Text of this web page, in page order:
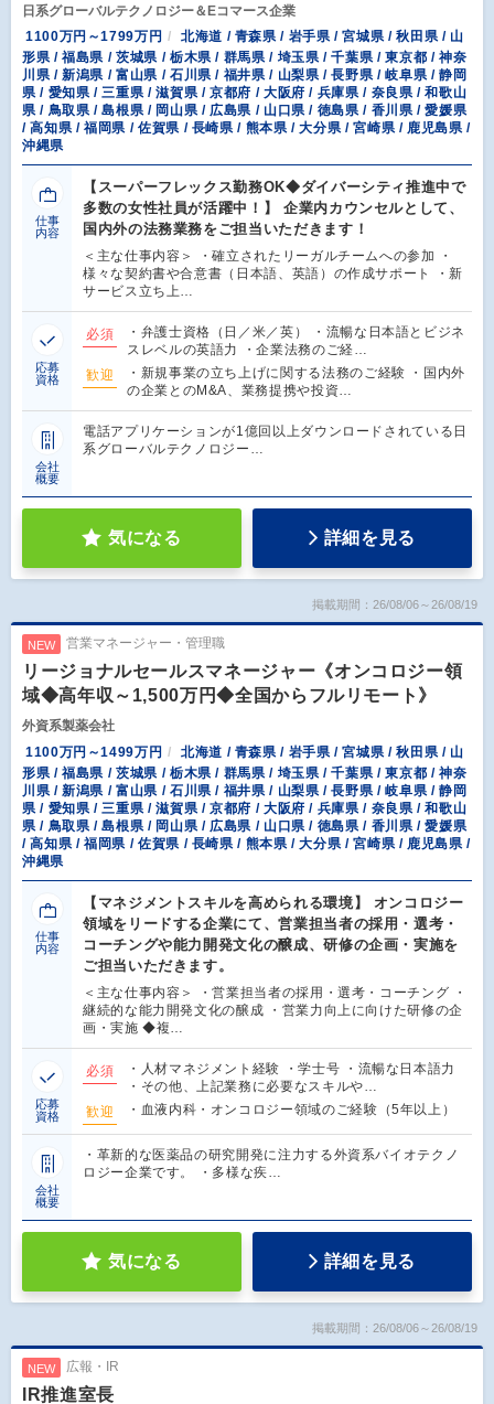
日系グローバルテクノロジー＆Eコマース企業
1100万円～1799万円
北海道 / 青森県 / 岩手県 / 宮城県 / 秋田県 / 山
形県 / 福島県 / 茨城県 / 栃木県 / 群馬県 / 埼玉県 / 千葉県 / 東京都 / 神奈
川県 / 新潟県 / 富山県 / 石川県 / 福井県 / 山梨県 / 長野県 / 岐阜県 / 静岡
県 / 愛知県 / 三重県 / 滋賀県 / 京都府 / 大阪府 / 兵庫県 / 奈良県 / 和歌山
県 / 鳥取県 / 島根県 / 岡山県 / 広島県 / 山口県 / 徳島県 / 香川県 / 愛媛県
/ 高知県 / 福岡県 / 佐賀県 / 長崎県 / 熊本県 / 大分県 / 宮崎県 / 鹿児島県 /
沖縄県
仕事
内容
【スーパーフレックス勤務OK◆ダイバーシティ推進中で
多数の女性社員が活躍中！】 企業内カウンセルとして、
国内外の法務業務をご担当いただきます！
＜主な仕事内容＞ ・確立されたリーガルチームへの参加 ・
様々な契約書や合意書（日本語、英語）の作成サポート ・新
サービス立ち上…
応募
資格
必須
・弁護士資格（日／米／英） ・流暢な日本語とビジネ
スレベルの英語力 ・企業法務のご経…
歓迎
・新規事業の立ち上げに関する法務のご経験 ・国内外
の企業とのM&A、業務提携や投資…
会社
概要
電話アプリケーションが1億回以上ダウンロードされている日
系グローバルテクノロジー…
気になる 詳細を見る
掲載期間：26/08/06～26/08/19
NEW 営業マネージャー・管理職
リージョナルセールスマネージャー《オンコロジー領
域◆高年収～1,500万円◆全国からフルリモート》
外資系製薬会社
1100万円～1499万円
北海道 / 青森県 / 岩手県 / 宮城県 / 秋田県 / 山
形県 / 福島県 / 茨城県 / 栃木県 / 群馬県 / 埼玉県 / 千葉県 / 東京都 / 神奈
川県 / 新潟県 / 富山県 / 石川県 / 福井県 / 山梨県 / 長野県 / 岐阜県 / 静岡
県 / 愛知県 / 三重県 / 滋賀県 / 京都府 / 大阪府 / 兵庫県 / 奈良県 / 和歌山
県 / 鳥取県 / 島根県 / 岡山県 / 広島県 / 山口県 / 徳島県 / 香川県 / 愛媛県
/ 高知県 / 福岡県 / 佐賀県 / 長崎県 / 熊本県 / 大分県 / 宮崎県 / 鹿児島県 /
沖縄県
仕事
内容
【マネジメントスキルを高められる環境】 オンコロジー
領域をリードする企業にて、営業担当者の採用・選考・
コーチングや能力開発文化の醸成、研修の企画・実施を
ご担当いただきます。
＜主な仕事内容＞ ・営業担当者の採用・選考・コーチング ・
継続的な能力開発文化の醸成 ・営業力向上に向けた研修の企
画・実施 ◆複…
応募
資格
必須
・人材マネジメント経験 ・学士号 ・流暢な日本語力
・その他、上記業務に必要なスキルや…
歓迎
・血液内科・オンコロジー領域のご経験（5年以上）
会社
概要
・革新的な医薬品の研究開発に注力する外資系バイオテクノ
ロジー企業です。 ・多様な疾…
気になる 詳細を見る
掲載期間：26/08/06～26/08/19
NEW 広報・IR
IR推進室長